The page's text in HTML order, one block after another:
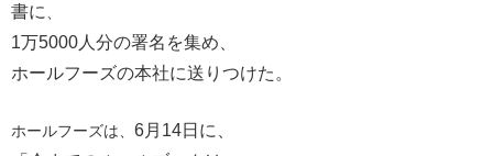
書に
1万5000人分の署名を集め、
ホールフーズの本社に送りつけた。
ホールフーズは、 6月14日に、